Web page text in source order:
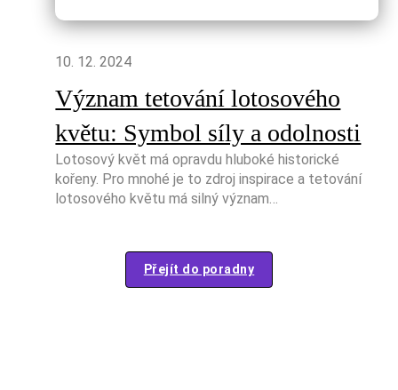
10. 12. 2024
Význam tetování lotosového
květu: Symbol síly a odolnosti
Lotosový květ má opravdu hluboké historické
kořeny. Pro mnohé je to zdroj inspirace a tetování
lotosového květu má silný význam…
Přejít do poradny